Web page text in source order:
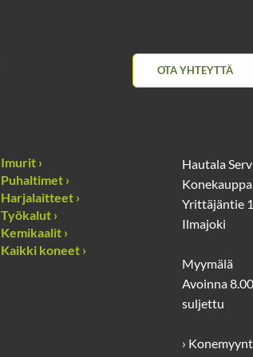
OTA YHTEYTTÄ
Imurit ›
Puhaltimet ›
Harjalaitteet ›
Työkalut ›
Kemikaalit ›
Kaikki koneet ›
Hautala
Yrittäjäntie
Ilmajoki
Myymälä
Avoinna
suljettu
›